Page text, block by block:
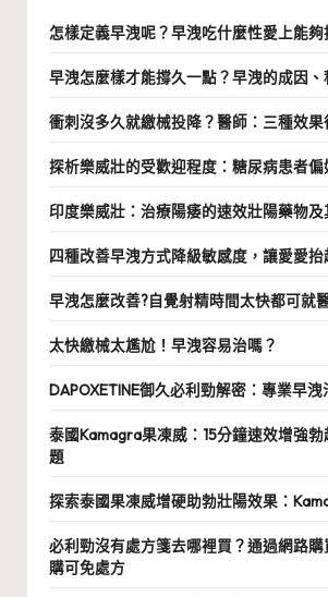
怎樣定義早洩呢？早洩吃什麼性愛上能夠
早洩怎麼樣才能撐久一點？早洩的成因
衝刺沒多久就繳械投降？醫師：三種效
探析樂威壯的受歡迎程度：糖尿病患者偏
印度樂威壯：治療陽痿的速效壯陽藥物及
四種改善早洩方式降級敏感度，讓愛愛抬
早洩怎麼改善?自覺射精時間太快都可就
太快繳械太尷尬！早洩容易治嗎？
DAPOXETINE御久必利勁解密：專業早
泰國Kamagra果凍威：15分鐘速效增強
題
探索泰國果凍威增硬助勃壯陽效果：
必利勁沒有處方箋去哪裡買？通過網路
購可免處方